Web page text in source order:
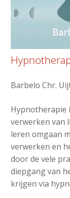
Barbelo Chr.
Hypnotherapie
verwerken van
leren omgaan
verwerken en
door de vele
diepgang van
krijgen via